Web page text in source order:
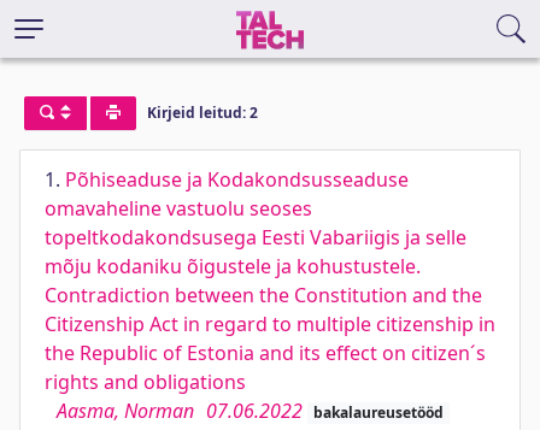
Kirjeid leitud: 2
1. Põhiseaduse ja Kodakondsusseaduse
omavaheline vastuolu seoses
topeltkodakondsusega Eesti Vabariigis ja selle
mõju kodaniku õigustele ja kohustustele.
Contradiction between the Constitution and the
Citizenship Act in regard to multiple citizenship in
the Republic of Estonia and its effect on citizen´s
rights and obligations
Aasma, Norman 07.06.2022 bakalaureusetööd